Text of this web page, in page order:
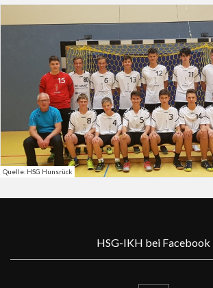
Quelle: HSG Hunsrück
HSG-IKH bei Facebook